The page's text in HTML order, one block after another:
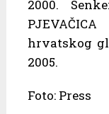
2000.
hrvatskog
2005.
Foto: Press